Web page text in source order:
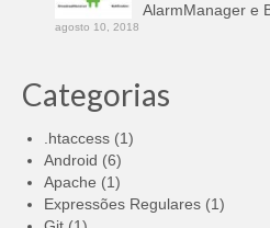
AlarmManager e
agosto 10, 2018
Categorias
.htaccess (1)
Android (6)
Apache (1)
Expressões Regulares (1)